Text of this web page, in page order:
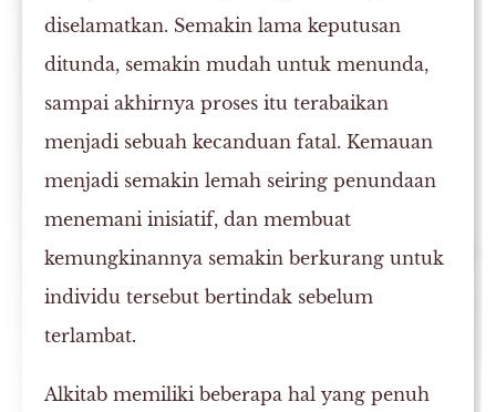
diselamatkan. Semakin lama keputusan
ditunda, semakin mudah untuk menunda,
sampai akhirnya proses itu terabaikan
menjadi sebuah kecanduan fatal. Kemauan
menjadi semakin lemah seiring penundaan
menemani inisiatif, dan membuat
kemungkinannya semakin berkurang untuk
individu tersebut bertindak sebelum
terlambat.
Alkitab memiliki beberapa hal yang penuh